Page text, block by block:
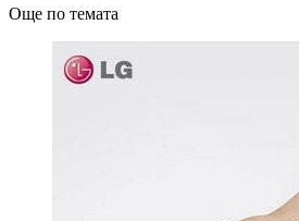
Още по темата